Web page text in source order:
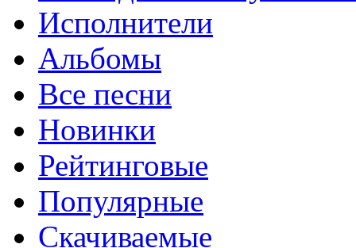
Исполнители
Альбомы
Все песни
Новинки
Рейтинговые
Популярные
Скачиваемые